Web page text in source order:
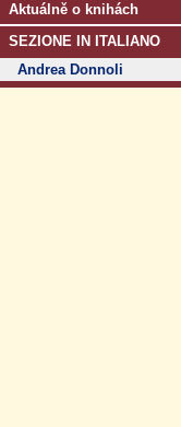
Aktuálně o knihách
SEZIONE IN ITALIANO
Andrea Donnoli